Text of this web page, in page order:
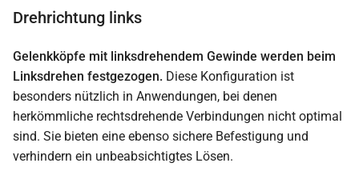
Drehrichtung links
Gelenkköpfe mit linksdrehendem Gewinde werden beim
Linksdrehen festgezogen. Diese Konfiguration ist
besonders nützlich in Anwendungen, bei denen
herkömmliche rechtsdrehende Verbindungen nicht optimal
sind. Sie bieten eine ebenso sichere Befestigung und
verhindern ein unbeabsichtigtes Lösen.